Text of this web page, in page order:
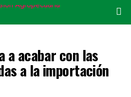
a acabar con las
a la importación